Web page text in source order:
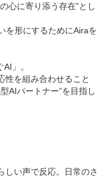
心に寄り添う存在”とし
を形にするためにAiraを
」。
性を組み合わせること
AIパートナー”を目指し
い声で反応。日常のさ